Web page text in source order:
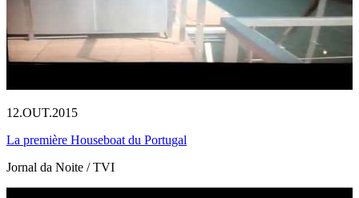
12.OUT.2015
La première Houseboat du Portugal
Jornal da Noite / TVI